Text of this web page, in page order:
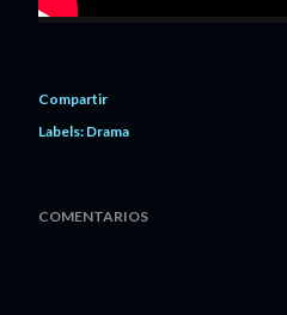
Compartir
Labels: Drama
COMENTARIOS